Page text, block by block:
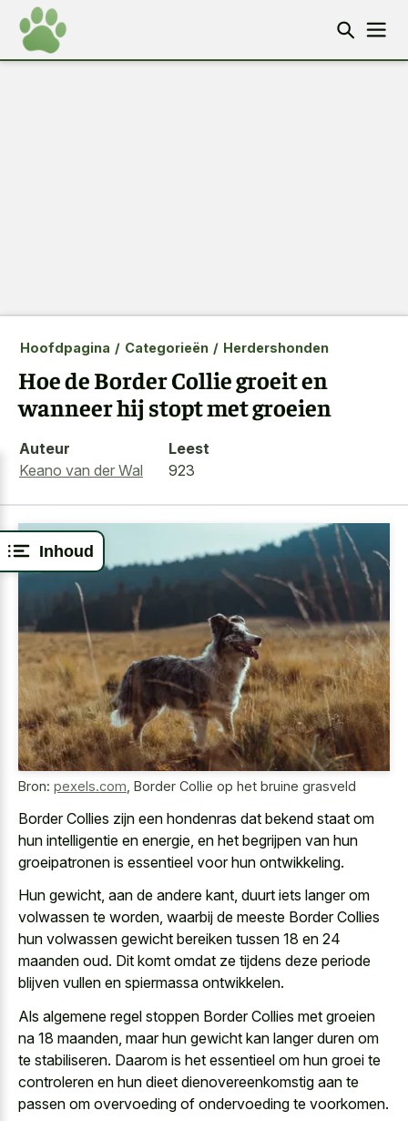
Inhoud
Hoofdpagina / Categorieën / Herdershonden
Hoe de Border Collie groeit en
wanneer hij stopt met groeien
Auteur
Keano van der Wal
Leest
923
Bron: pexels.com Border Collie op het bruine grasveld
Border Collies zijn een hondenras dat bekend staat om
hun intelligentie en energie, en het begrijpen van hun
groeipatronen is essentieel voor hun ontwikkeling.
Hun gewicht, aan de andere kant, duurt iets langer om
volwassen te worden, waarbij de meeste Border Collies
hun volwassen gewicht bereiken tussen 18 en 24
maanden oud. Dit komt omdat ze tijdens deze periode
blijven vullen en spiermassa ontwikkelen.
Als algemene regel stoppen Border Collies met groeien
na 18 maanden, maar hun gewicht kan langer duren om
te stabiliseren. Daarom is het essentieel om hun groei te
controleren en hun dieet dienovereenkomstig aan te
passen om overvoeding of ondervoeding te voorkomen.